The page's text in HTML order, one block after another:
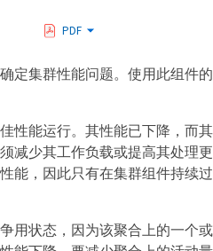
PDF
定集群性能问题。使用此组件
性能运行。其性能已下降，而
减少其工作负载或提高其处理
能，因此只有在集群组件持续
用状态，因为该聚合上的一个